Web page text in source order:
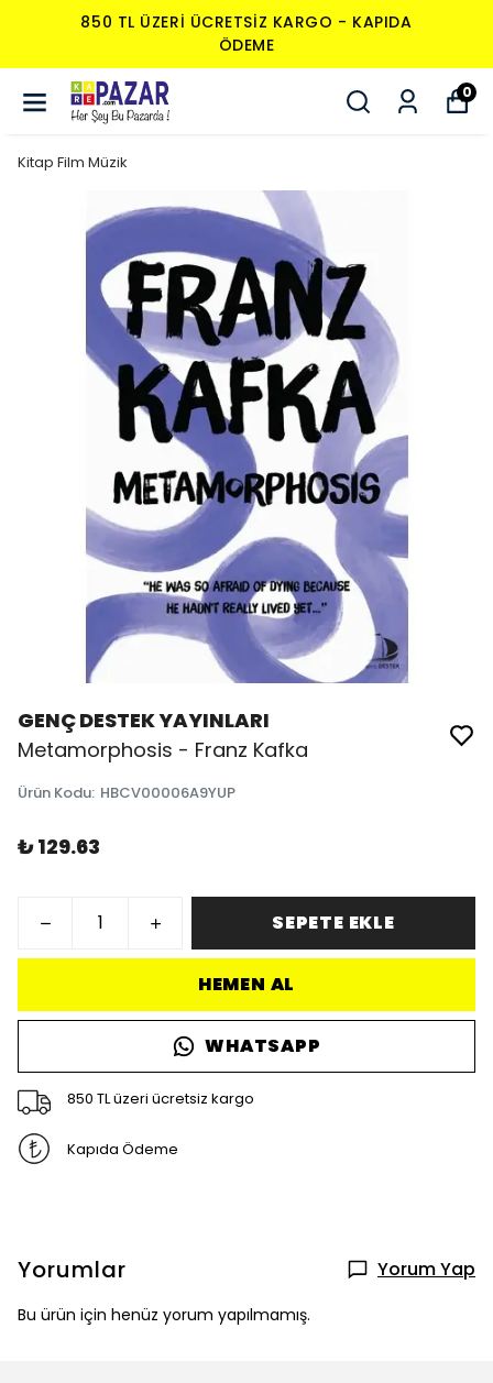
850 TL ÜZERI ÜCRETSIZ KARGO - KAPIDA
ÖDEME
0
Kitap Film Müzik
GENÇ DESTEK YAYINLARI
Metamorphosis - Franz Kafka
Ürün Kodu: HBCV00006A9YUP
₺ 129.63
SEPETE EKLE
HEMEN AL
WHATSAPP
850 TL üzeri ücretsiz kargo
Kapıda Ödeme
Yorumlar Yorum Yap
Bu ürün için henüz yorum yapılmamış.